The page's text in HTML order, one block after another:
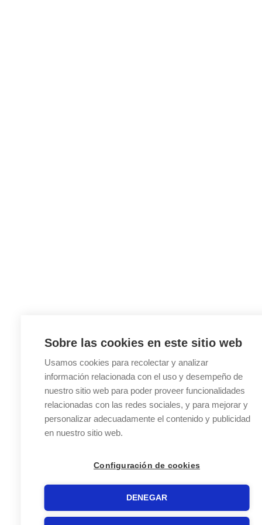
Sobre las cookies en este sitio web
Usamos cookies para recolectar y analizar
información relacionada con el uso y desempeño de
nuestro sitio web para poder proveer funcionalidades
relacionadas con las redes sociales, y para mejorar y
personalizar adecuadamente el contenido y publicidad
en nuestro sitio web.
Configuración de cookies
DENEGAR